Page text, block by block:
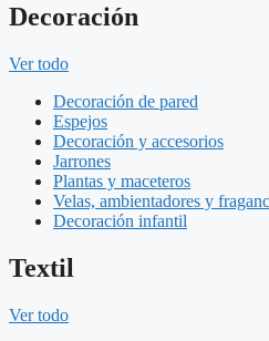
Decoración
Ver todo
Decoración de pared
Espejos
Decoración y accesorios
Jarrones
Plantas y maceteros
Velas, ambientadores y
Decoración infantil
Textil
Ver todo